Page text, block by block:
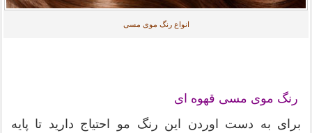
انواع رنگ موی مسی
رنگ موی مسی قهوه ای
برای به دست اوردن این رنگ مو احتیاج دارید تا پایه